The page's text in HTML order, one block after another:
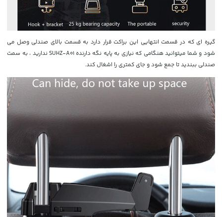
گیره ای که در قسمت انتهایی این براکت قرار دارد به قسمت بالای صندلی وصل می
شود و شما میتوانید هنگامی که نیازی به پایه نگه دارنده SUHZ-A01 ندارید ، به سمت
صندلی ببندید تا جمع شود و جای کمتری را اشغال کند.